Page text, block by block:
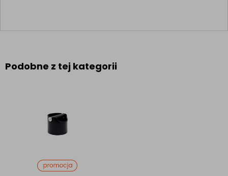
Podobne z tej kategorii